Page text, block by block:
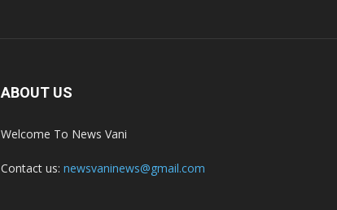
ABOUT US
Welcome To News Vani
Contact us: newsvaninews@gmail.com